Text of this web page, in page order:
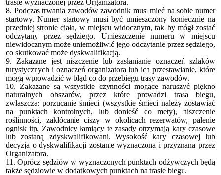
trasie wyznaczonej przez Organizatora.
8. Podczas trwania zawodów zawodnik musi mieć na sobie numer
startowy. Numer startowy musi być umieszczony koniecznie na
przedniej stronie ciała, w miejscu widocznym, tak by mógł zostać
odczytany przez sędziego. Umieszczenie numeru w miejscu
niewidocznym może uniemożliwić jego odczytanie przez sędziego,
co skutkować może dyskwalifikacją.
9. Zakazane jest niszczenie lub zasłanianie oznaczeń szlaków
turystycznych i oznaczeń organizatora lub ich przestawianie, które
mogą wprowadzić w błąd co do przebiegu trasy zawodów.
10. Zakazane są wszystkie czynności mogące naruszyć piękno
naturalnych obszarów, przez które prowadzi trasa biegu,
zwłaszcza: porzucanie śmieci (wszystkie śmieci należy zostawiać
na punktach kontrolnych, lub donieść do mety), niszczenie
roślinności, zakłócanie ciszy w okolicach rezerwatów, palenie
ognisk itp. Zawodnicy łamiący te zasady otrzymają kary czasowe
lub zostaną zdyskwalifikowani. Wysokość kary czasowej lub
decyzja o dyskwalifikacji zostanie wyznaczona i przyznana przez
Organizatora.
11. Oprócz sędziów w wyznaczonych punktach odżywczych będą
także sędziowie w dodatkowych punktach na trasie biegu.